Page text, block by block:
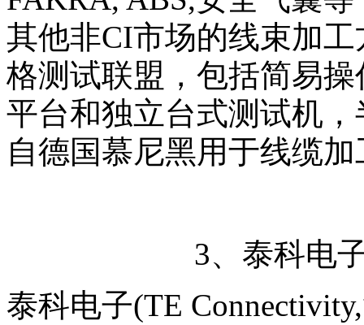
其他非CI市场的线束加
格测试联盟，包括简易
平台和独立台式测试机
自德国慕尼黑用于线缆
3、泰科电
泰科电子(TE